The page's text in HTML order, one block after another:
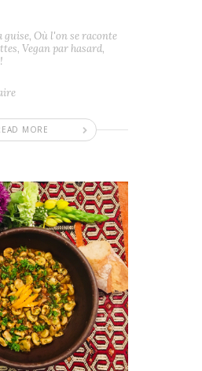
MORE
guise, Où l'on se raconte
, Vegan par hasard,